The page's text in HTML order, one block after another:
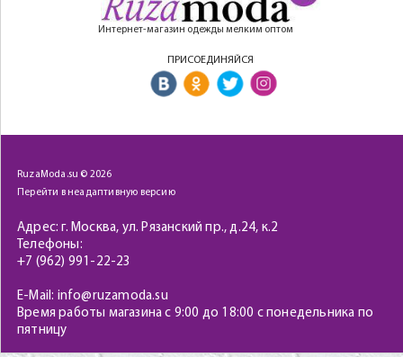
Интернет-магазин одежды мелким оптом
ПРИСОЕДИНЯЙСЯ
RuzaModa.su © 2026
Перейти в неадаптивную версию
Адрес: г. Москва, ул. Рязанский пр., д.24, к.2
Телефоны:
+7 (962) 991-22-23
E-Mail: info@ruzamoda.su
Время работы магазина с 9:00 до 18:00 с понедельника по
пятницу